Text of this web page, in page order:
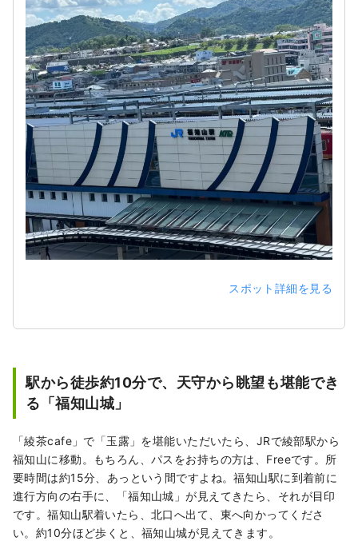
スポット詳細を見る
駅から徒歩約10分で、天守から眺望も堪能でき
る「福知山城」
「綾茶cafe」で「玉露」を堪能いただいたら、JRで綾部駅から
福知山に移動。もちろん、パスをお持ちの方は、Freeです。所
要時間は約15分、あっという間ですよね。福知山駅に到着前に
進行方向の右手に、「福知山城」が見えてきたら、それが目印
です。福知山駅着いたら、北口へ出て、東へ向かってくださ
い。約10分ほど歩くと、福知山城が見えてきます。